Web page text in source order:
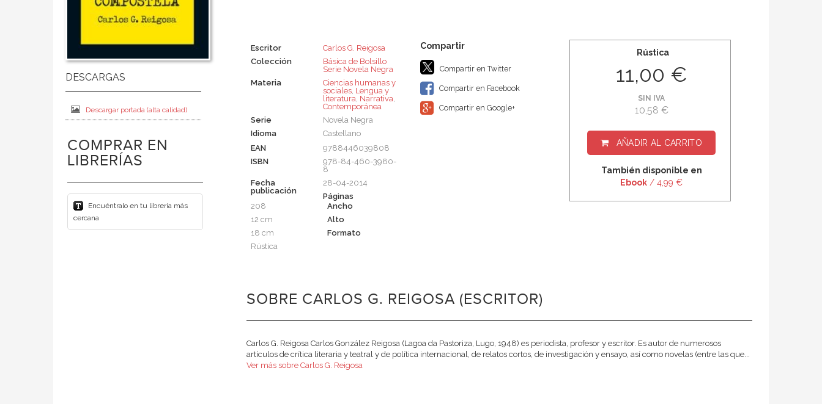
Descargar portada (alta calidad)
COMPRAR EN
LIBRERÍAS
Encuéntralo en tu librería más
cercana
Escritor
Carlos G. Reigosa
Colección
Básica de Bolsillo 
Serie Novela Negra
Materia
Ciencias humanas y
sociales, Lengua y
literatura, Narrativa,
Contemporánea
Serie
Novela Negra
Idioma
Castellano
EAN
9788446039808
ISBN
978-84-460-3980-
8
Fecha
publicación
28-04-2014
Páginas
208
Ancho
12 cm
Alto
18 cm
Formato
Rústica
Compartir en Twitter
Compartir en Facebook
Compartir en Google+
Rústica
11,00 €
SIN IVA
10,58 €
AÑADIR AL CARRITO
También disponible en
Ebook / 4,99 €
SOBRE CARLOS G. REIGOSA (ESCRITOR)
Carlos G. Reigosa Carlos González Reigosa (Lagoa da Pastoriza, Lugo, 1948) es periodista, profesor y escritor. Es autor de numerosos
artículos de crítica literaria y teatral y de política internacional, de relatos cortos, de investigación y ensayo, así como novelas (entre las que...
Ver más sobre Carlos G. Reigosa